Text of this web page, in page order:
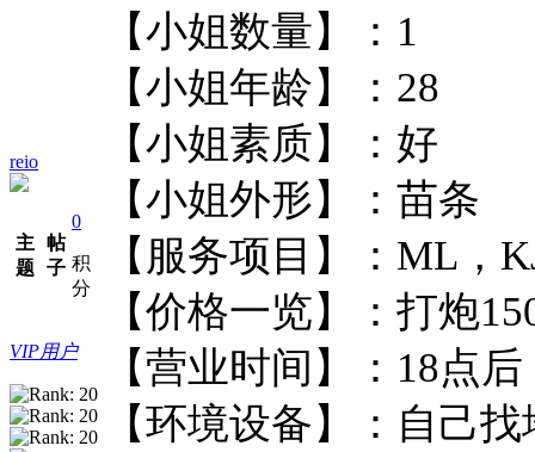
reio
主
题
帖
子
0
积
分
VIP用户
【小姐数量】：
【小姐年龄】：
【小姐素质】：
【小姐外形】：
【服务项目】：
【价格一览】：打
【营业时间】：
【环境设备】：